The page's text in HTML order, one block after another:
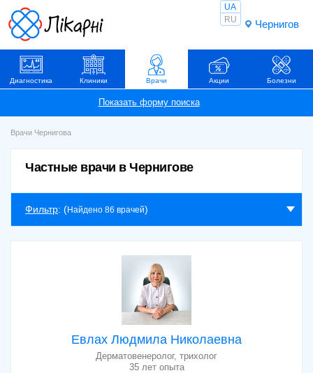
Чернигов
UA
RU
Диагностика Клиники Врачи Акции Болезни
Врачи Чернигова
Частные врачи в Чернигове
Фильтр: (Найдено 86 врачей)
Евлах Людмила Николаевна
Дерматовенеролог, трихолог
35 лет опыта